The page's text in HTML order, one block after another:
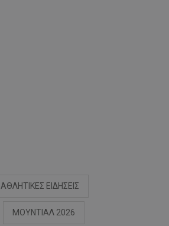
ΑΘΛΗΤΙΚΕΣ ΕΙΔΗΣΕΙΣ
ΜΟΥΝΤΙΑΛ 2026